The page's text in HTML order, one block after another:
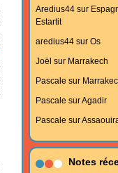
Aredius44sur
Estartit
aredius44sur Os
Joël sur Marrakech
Pascale sur
Pascale surAgadir
Pascale sur
Notes